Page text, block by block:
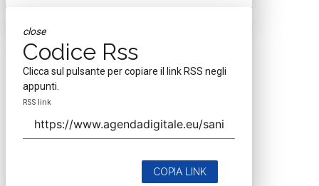
close
Codice Rss
Clicca sul pulsante per copiare il link RSS negli
appunti.
RSS link
COPIA LINK